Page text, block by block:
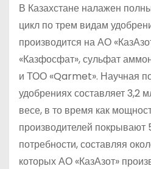
В Казахстане налажен
цикл по трем видам
производится на АО
«Казфосфат», сульфат
и ТОО «Qarmet». Научная
удобрениях составляет 3,2
весе, в то время как
производителей покрывают
потребности, составляя
которых АО «КазАзот»